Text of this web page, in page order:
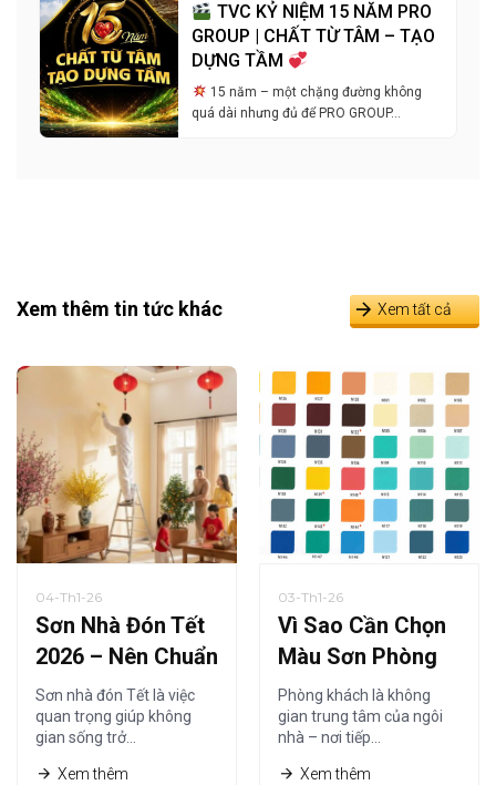
TVC KỶ NIỆM 15 NĂM PRO
GROUP | CHẤT TỪ TÂM – TẠO
DỰNG TẦM
15 năm – một chặng đường không
quá dài nhưng đủ để PRO GROUP…
Xem thêm tin tức khác Xem tất cả
04-Th1-26
Sơn Nhà Đón Tết
2026 – Nên Chuẩn
Bị Từ Khi Nào Là
Hợp Lý?
Sơn nhà đón Tết là việc
quan trọng giúp không
gian sống trở…
Xem thêm
03-Th1-26
Vì Sao Cần Chọn
Màu Sơn Phòng
Khách Phù Hợp
Năm 2026?
Phòng khách là không
gian trung tâm của ngôi
nhà – nơi tiếp…
Xem thêm